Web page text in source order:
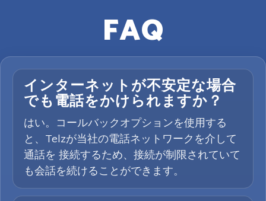
FAQ
インターネットが不安定な場合
でも電話をかけられますか？
はい。コールバックオプションを使用する
と、Telzが当社の電話ネットワークを介して
通話を 接続するため、接続が制限されていて
も会話を続けることができます。